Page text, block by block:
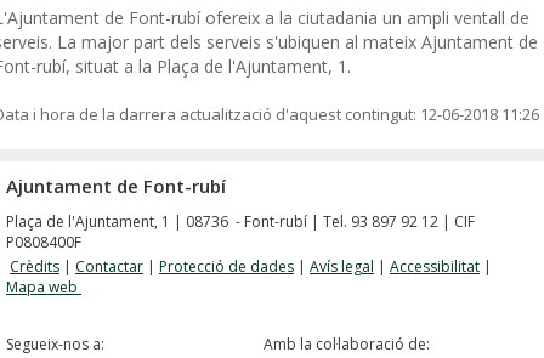
de Font-rubí ofereix a la ciutadania un ampli ventall de
La major part dels serveis s'ubiquen al mateix Ajuntament de
rubí, situat a la Plaça de l'Ajuntament, 1.
i hora de la darrera actualització d'aquest contingut: 12-06-2018 11:26
Ajuntament de Font-rubí
Plaça de l'Ajuntament, 1 | 08736 - Font-rubí | Tel. 93 897 92 12 | CIF
P0808400F
Crèdits | Contactar | Protecció de dades | Avís legal | Accessibilitat |
Mapa web
Segueix-nos a: Amb la col·laboració de: